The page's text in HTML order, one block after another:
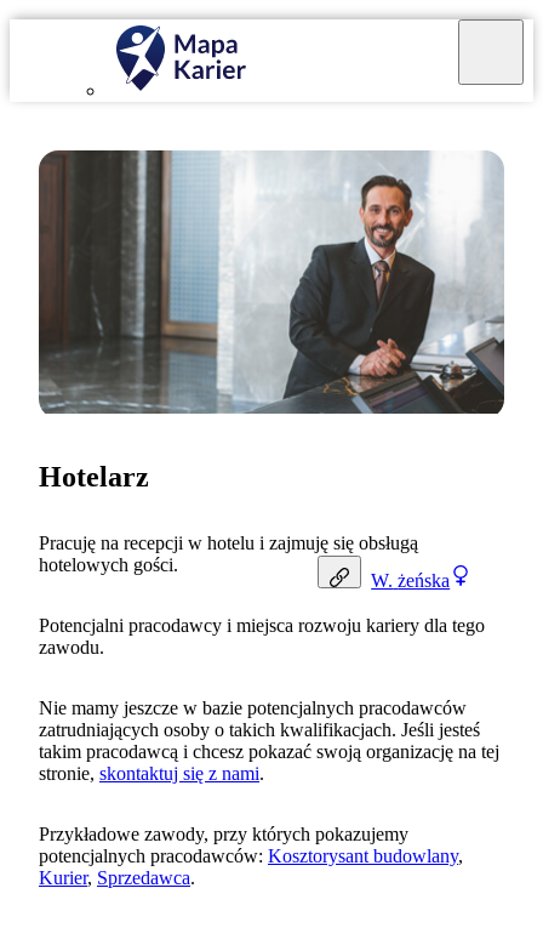
W. żeńska
Hotelarz
Pracuję na recepcji w hotelu i zajmuję się obsługą
hotelowych gości.
Potencjalni pracodawcy i miejsca rozwoju kariery dla tego
zawodu.
Nie mamy jeszcze w bazie potencjalnych pracodawców
zatrudniających osoby o takich kwalifikacjach. Jeśli jesteś
takim pracodawcą i chcesz pokazać swoją organizację na tej
stronie, skontaktuj się z nami.
Przykładowe zawody, przy których pokazujemy
potencjalnych pracodawców: Kosztorysant budowlany,
Kurier, Sprzedawca.